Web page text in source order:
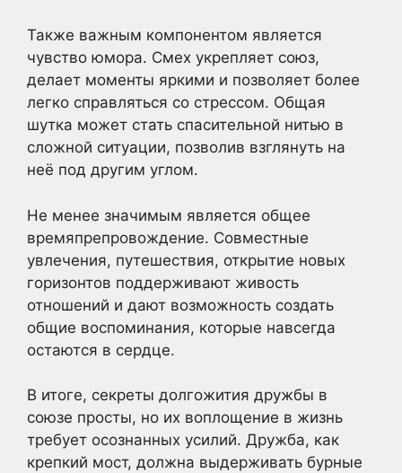
Также важным компонентом является
чувство юмора. Смех укрепляет союз,
делает моменты яркими и позволяет более
легко справляться со стрессом. Общая
шутка может стать спасительной нитью в
сложной ситуации, позволив взглянуть на
неё под другим углом.
Не менее значимым является общее
времяпрепровождение. Совместные
увлечения, путешествия, открытие новых
горизонтов поддерживают живость
отношений и дают возможность создать
общие воспоминания, которые навсегда
остаются в сердце.
В итоге, секреты долгожития дружбы в
союзе просты, но их воплощение в жизнь
требует осознанных усилий. Дружба, как
крепкий мост, должна выдерживать бурные